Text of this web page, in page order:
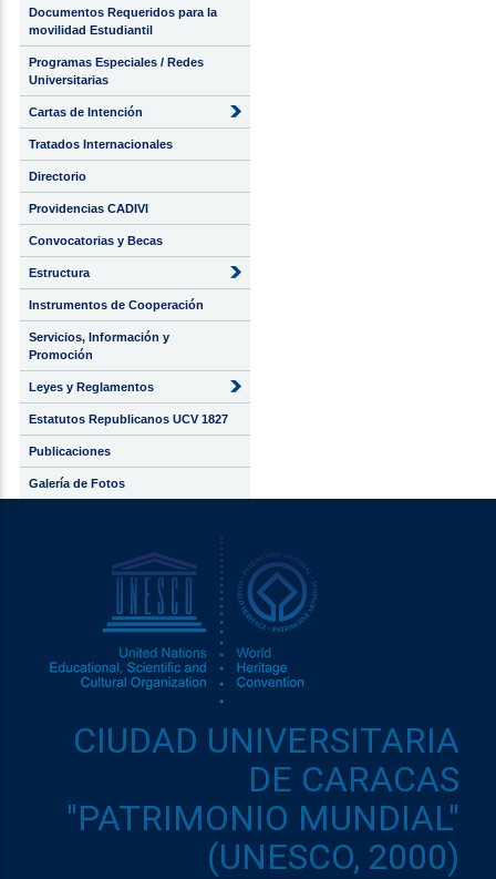
Documentos Requeridos para la
movilidad Estudiantil
Programas Especiales / Redes
Universitarias
Cartas de Intención
Tratados Internacionales
Directorio
Providencias CADIVI
Convocatorias y Becas
Estructura
Instrumentos de Cooperación
Servicios, Información y
Promoción
Leyes y Reglamentos
Estatutos Republicanos UCV 1827
Publicaciones
Galería de Fotos
CIUDAD UNIVERSITARIA
DE CARACAS
"PATRIMONIO MUNDIAL"
(UNESCO, 2000)